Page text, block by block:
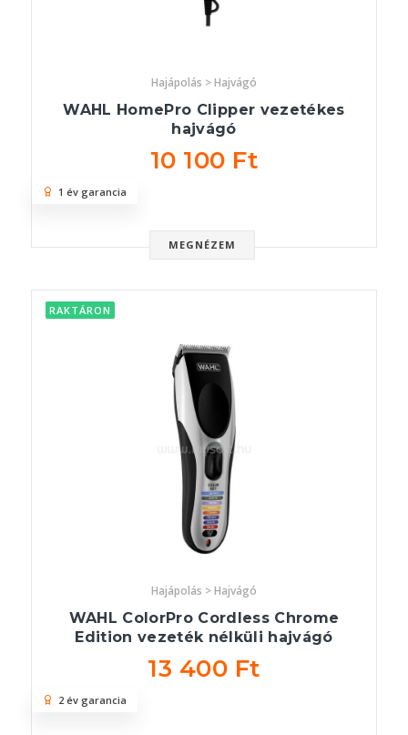
Hajápolás > Hajvágó
WAHL HomePro Clipper vezetékes
hajvágó
10 100 Ft
MEGNÉZEM
1 év garancia
RAKTÁRON
Hajápolás > Hajvágó
WAHL ColorPro Cordless Chrome
Edition vezeték nélküli hajvágó
13 400 Ft
2 év garancia